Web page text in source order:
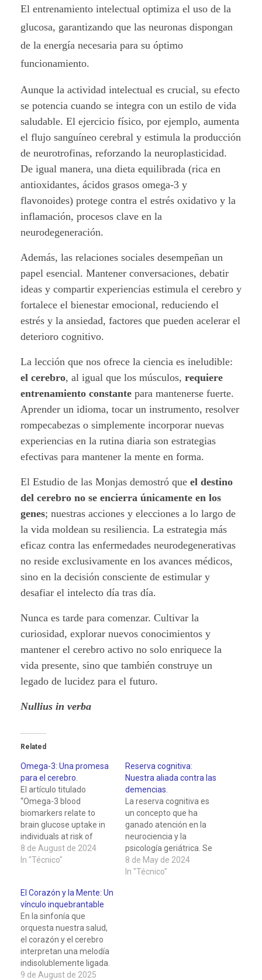
r
a
t
i
v
a
s
?
El entrenamiento intelectual optimiza el uso de la
glucosa, garantizando que las neuronas dispongan
de la energía necesaria para su óptimo
funcionamiento.
Aunque la actividad intelectual es crucial, su efecto
se potencia cuando se integra con un estilo de vida
saludable. El ejercicio físico, por ejemplo, aumenta
el flujo sanguíneo cerebral y estimula la producción
de neurotrofinas, reforzando la neuroplasticidad.
De igual manera, una dieta equilibrada (rica en
antioxidantes, ácidos grasos omega-3 y
flavonoides) protege contra el estrés oxidativo y la
inflamación, procesos clave en la
neurodegeneración.
Además, las relaciones sociales desempeñan un
papel esencial. Mantener conversaciones, debatir
ideas y compartir experiencias estimula el cerebro y
fortalece el bienestar emocional, reduciendo el
estrés y la ansiedad, factores que pueden acelerar el
deterioro cognitivo.
La lección que nos ofrece la ciencia es ineludible:
el cerebro, al igual que los músculos, requiere
entrenamiento constante para mantenerse fuerte.
Aprender un idioma, tocar un instrumento, resolver
rompecabezas o simplemente incorporar nuevas
experiencias en la rutina diaria son estrategias
efectivas para mantener la mente en forma.
El Estudio de las Monjas demostró que el destino
del cerebro no se encierra únicamente en los
genes; nuestras acciones y elecciones a lo largo de
la vida moldean su resiliencia. La estrategia más
eficaz contra las enfermedades neurodegenerativas
no reside exclusivamente en los avances médicos,
sino en la decisión consciente de estimular y
desafiar el intelecto día tras día.
Nunca es tarde para comenzar. Cultivar la
curiosidad, explorar nuevos conocimientos y
mantener el cerebro activo no solo enriquece la
vida presente, sino que también construye un
legado de lucidez para el futuro.
Nullius in verba
Related
Omega-3: Una promesa
para el cerebro.
El artículo titulado
“Omega-3 blood
biomarkers relate to
brain glucose uptake in
individuals at risk of
Alzheimer’s disease
dementia” aborda una
neurociencia y la
nutrición. Este estudio,
realizado por un equipo
de investigadores
liderado por Iolanda
Lázaro y Oriol Grau-
Rivera, se centra en…
8 de August de 2024
In "Técnico"
Reserva cognitiva:
Nuestra aliada contra las
demencias.
La reserva cognitiva es
un concepto que ha
ganado atención en la
neurociencia y la
psicología geriátrica. Se
refiere a la capacidad del
cerebro para resistir los
8 de May de 2024
In "Técnico"
El Corazón y la Mente: Un
vínculo inquebrantable
En la sinfonía que
orquesta nuestra salud,
el corazón y el cerebro
interpretan una melodía
indisolublemente ligada.
Lejos de ser dos
9 de August de 2025